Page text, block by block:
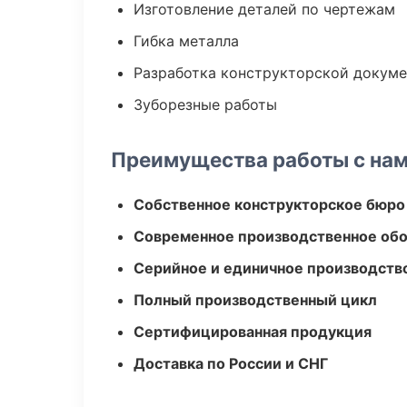
Изготовление деталей по чертежам
Гибка металла
Разработка конструкторской
Зуборезные работы
Преимущества работы с
Собственное конструкторское бюро
Современное производственное
Серийное и единичное
Полный производственный цикл
Сертифицированная продукция
Доставка по России и СНГ